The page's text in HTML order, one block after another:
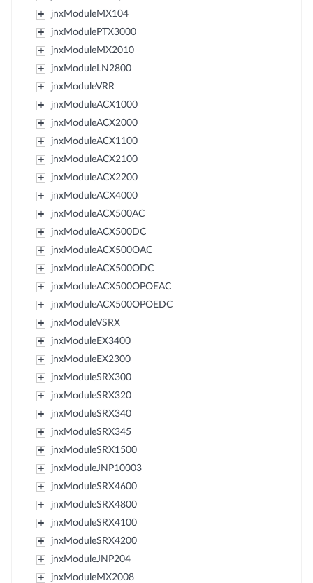
jnxModuleMX104
jnxModulePTX3000
jnxModuleMX2010
jnxModuleLN2800
jnxModuleVRR
jnxModuleACX1000
jnxModuleACX2000
jnxModuleACX1100
jnxModuleACX2100
jnxModuleACX2200
jnxModuleACX4000
jnxModuleACX500AC
jnxModuleACX500DC
jnxModuleACX500OAC
jnxModuleACX500ODC
jnxModuleACX500OPOEAC
jnxModuleACX500OPOEDC
jnxModuleVSRX
jnxModuleEX3400
jnxModuleEX2300
jnxModuleSRX300
jnxModuleSRX320
jnxModuleSRX340
jnxModuleSRX345
jnxModuleSRX1500
jnxModuleJNP10003
jnxModuleSRX4600
jnxModuleSRX4800
jnxModuleSRX4100
jnxModuleSRX4200
jnxModuleJNP204
jnxModuleMX2008